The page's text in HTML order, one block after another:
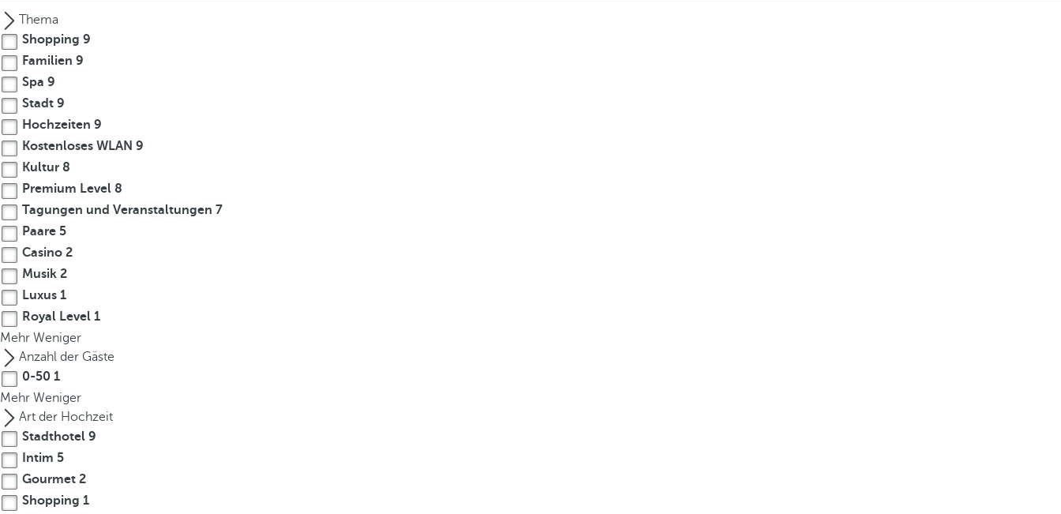
Thema
Shopping 9
Familien 9
Spa 9
Stadt 9
Hochzeiten 9
Kostenloses WLAN 9
Kultur 8
Premium Level 8
Tagungen und Veranstaltungen 7
Paare 5
Casino 2
Musik 2
Luxus 1
Royal Level 1
Mehr Weniger
Anzahl der Gäste
0-50 1
Mehr Weniger
Art der Hochzeit
Stadthotel 9
Intim 5
Gourmet 2
Shopping 1